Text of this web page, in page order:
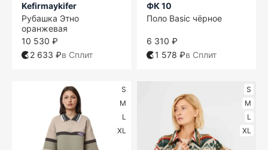
Kefirmaykifer
Рубашка Этно
оранжевая
10 530 ₽
2 633 ₽в Сплит
ФК 10
Поло Basic чёрное
6 310 ₽
1 578 ₽в Сплит
S
M
L
XL
S
M
L
XL